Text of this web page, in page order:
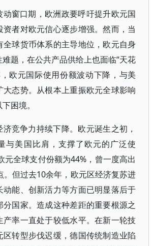
动窗口期，欧洲政要呼吁提升欧元国
资者对欧元信心逐步增强。然而，当
全球货币体系的主导地位，欧元自身
题，在公共产品供给上也面临“天花
欧元国际使用份额波动下降，与美
大态势。从根本上重振欧元全球影响
困境。
竞争力持续下降。欧元诞生之初，
与美国比肩，支撑了欧元的广泛使
元全球支付份额为44%，曾一度高出
。但过去10余年，欧元区经济复苏进
动能、创新活力等方面已明显落后于
分国家。造成这种差距的重要根源之
产率一直处于较低水平。在新一轮技
区转型步伐迟缓，德国传统制造业陷